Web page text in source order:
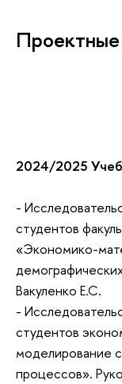
2024/2025
-
студентов
«Экономико-
Вакуленко Е.С.
-
студентов
моделирование
процессов».